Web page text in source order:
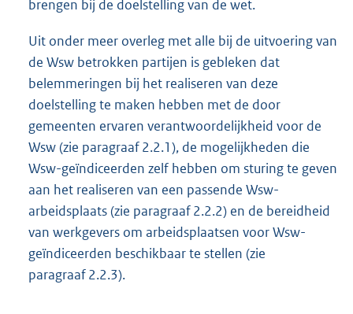
brengen bij de doelstelling van de wet.
Uit onder meer overleg met alle bij de uitvoering van
de Wsw betrokken partijen is gebleken dat
belemmeringen bij het realiseren van deze
doelstelling te maken hebben met de door
gemeenten ervaren verantwoordelijkheid voor de
Wsw (zie paragraaf 2.2.1), de mogelijkheden die
Wsw-geïndiceerden zelf hebben om sturing te geven
aan het realiseren van een passende Wsw-
arbeidsplaats (zie paragraaf 2.2.2) en de bereidheid
van werkgevers om arbeidsplaatsen voor Wsw-
geïndiceerden beschikbaar te stellen (zie
paragraaf 2.2.3).